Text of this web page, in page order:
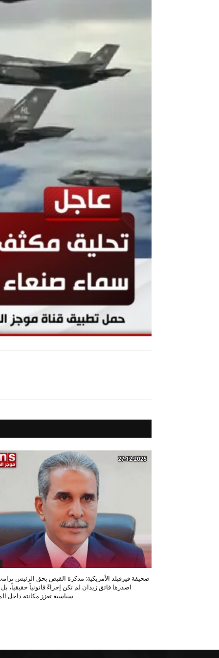
صحيفة فيرفيلد الأمريكية: مذكرة القبض بحق الرئيس
اصدرها فائق زيدان لم تكن إجراءً قانونياً حقيقياً،
سياسية تعزز مكانته داخل